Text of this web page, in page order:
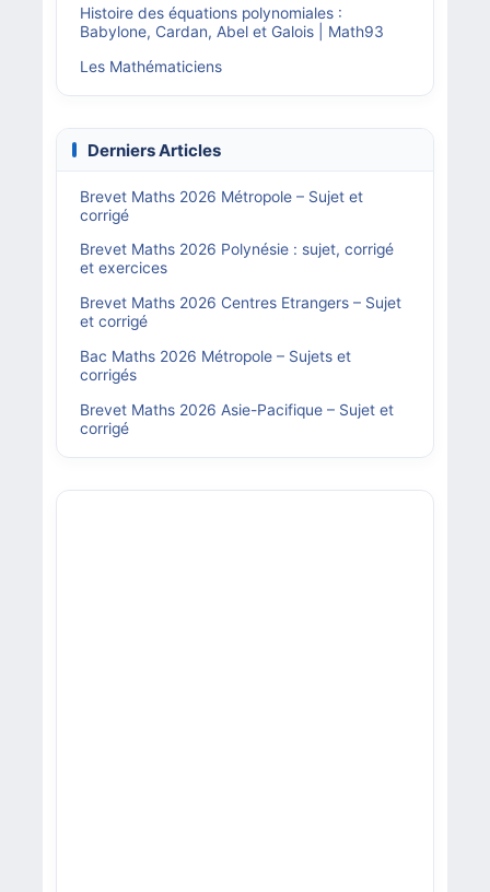
Histoire des équations polynomiales :
Babylone, Cardan, Abel et Galois | Math93
Les Mathématiciens
Derniers Articles
Brevet Maths 2026 Métropole – Sujet et
corrigé
Brevet Maths 2026 Polynésie : sujet, corrigé
et exercices
Brevet Maths 2026 Centres Etrangers – Sujet
et corrigé
Bac Maths 2026 Métropole – Sujets et
corrigés
Brevet Maths 2026 Asie-Pacifique – Sujet et
corrigé